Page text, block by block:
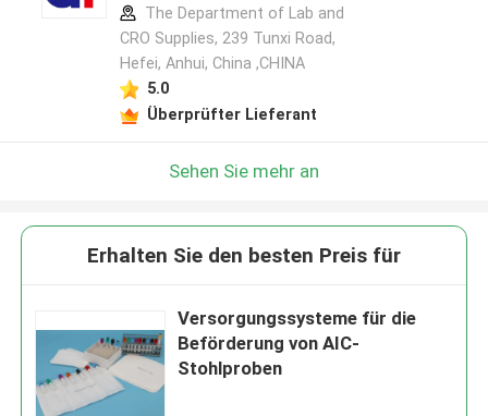
The Department of Lab and
CRO Supplies, 239 Tunxi Road,
Hefei, Anhui, China ,CHINA
5.0
Überprüfter Lieferant
Sehen Sie mehr an
Erhalten Sie den besten Preis für
Versorgungssysteme für die
Beförderung von AIC-
Stohlproben